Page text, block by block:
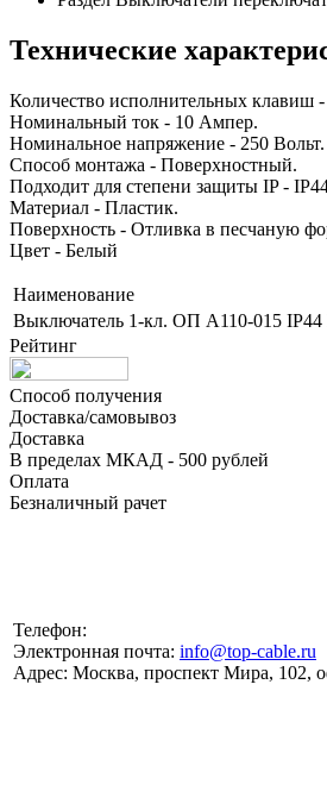
Технические
Количество исполнительных клавиш -
Номинальный ток - 10 Ампер.
Номинальное напряжение - 250 Вольт.
Способ монтажа - Поверхностный.
Подходит для степени защиты IP -
Материал - Пластик.
Поверхность - Отливка в песчаную
Цвет - Белый
Наименование
Выключатель 1-кл. ОП А110-015 IP44
Рейтинг
Способ получения
Доставка/самовывоз
Доставка
В пределах МКАД - 500 рублей
Оплата
Безналичный рачет
Телефон:
Электронная почта: info@top-cable.ru
Адрес: Москва, проспект Мира, 102,